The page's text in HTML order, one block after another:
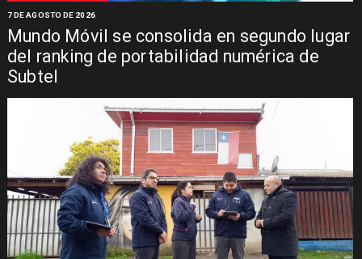
Mundo Móvil se consolida en segundo lugar
del ranking de portabilidad numérica de
Subtel
7 DE AGOSTO DE 2026